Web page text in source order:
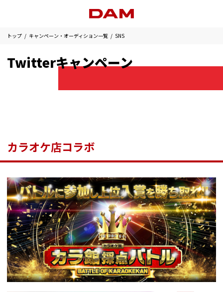
トップ キャンペーン・オーディション一覧 SNS
Twitterキャンペーン
カラオケ店コラボ